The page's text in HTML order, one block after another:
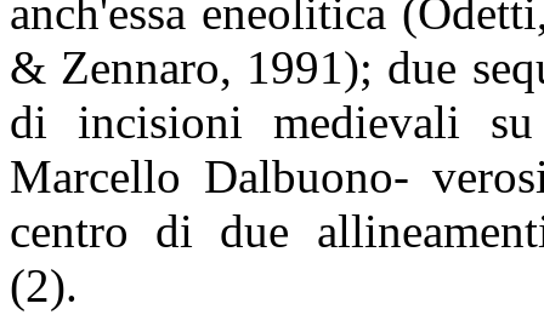
anch'essa eneolitica
& Zennaro, 1991); due
di incisioni medievali
Marcello Dalbuono-
centro di due
(2).